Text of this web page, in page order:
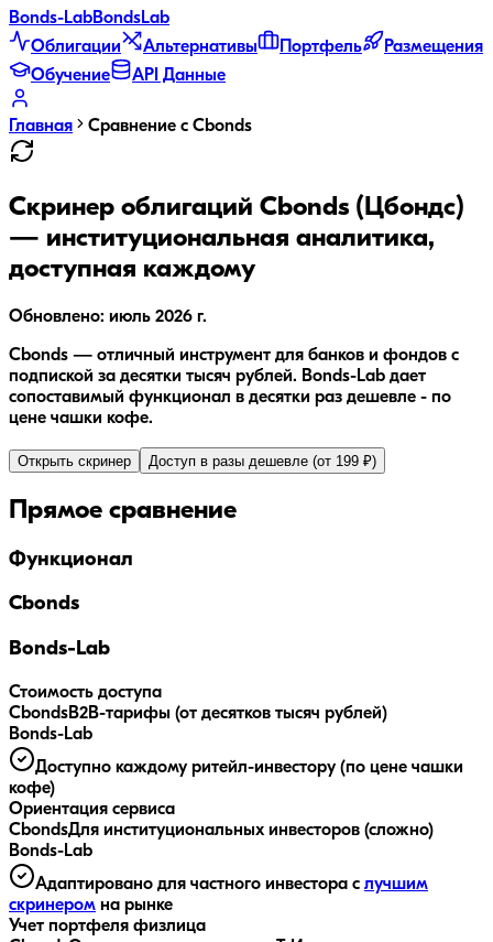
Bonds-LabBondsLab
Облигации
Альтернативы Портфель
Размещения
Обучение
API Данные
Главная Сравнение с Cbonds
Скринер облигаций Cbonds (Цбондс)
— институциональная аналитика,
доступная каждому
Обновлено: июль 2026 г.
Cbonds — отличный инструмент для банков и фондов с
подпиской за десятки тысяч рублей. Bonds-Lab дает
сопоставимый функционал в десятки раз дешевле - по
цене чашки кофе.
Открыть скринер Доступ в разы дешевле (от 199 ₽)
Прямое сравнение
Функционал
Cbonds
Bonds-Lab
Стоимость доступа
CbondsB2B-тарифы (от десятков тысяч рублей)
Bonds-Lab
Доступно каждому ритейл-инвестору (по цене чашки
кофе)
Ориентация сервиса
CbondsДля институциональных инвесторов (сложно)
Bonds-Lab
Адаптировано для частного инвестора с лучшим
скринером на рынке
Учет портфеля физлица